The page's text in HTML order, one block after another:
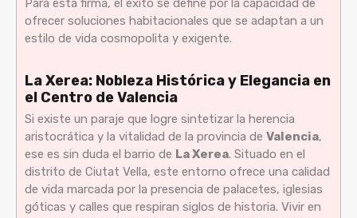
Para esta firma, el éxito se define por la capacidad de
ofrecer soluciones habitacionales que se adaptan a un
estilo de vida cosmopolita y exigente.
La Xerea: Nobleza Histórica y Elegancia en
el Centro de Valencia
Si existe un paraje que logre sintetizar la herencia
aristocrática y la vitalidad de la provincia de Valencia,
ese es sin duda el barrio de La Xerea. Situado en el
distrito de Ciutat Vella, este entorno ofrece una calidad
de vida marcada por la presencia de palacetes, iglesias
góticas y calles que respiran siglos de historia. Vivir en